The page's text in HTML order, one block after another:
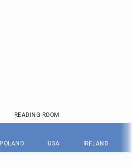
READING ROOM
POLAND USA IRELAND